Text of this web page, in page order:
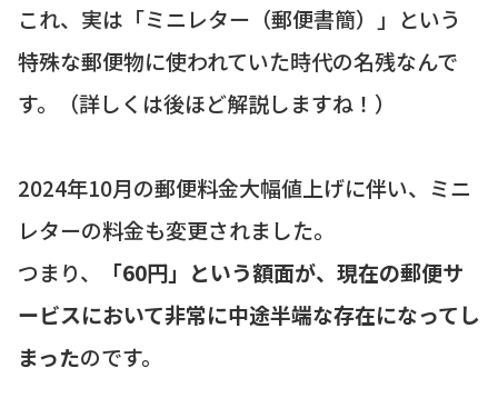
これ、実は「ミニレター（郵便書簡）」という
特殊な郵便物に使われていた時代の名残なんで
す。（詳しくは後ほど解説しますね！）
2024年10月の郵便料金大幅値上げに伴い、ミニ
レターの料金も変更されました。
つまり、
「60円」という額面が、現在の郵便サ
ービスにおいて非常に中途半端な存在になってし
まったのです。